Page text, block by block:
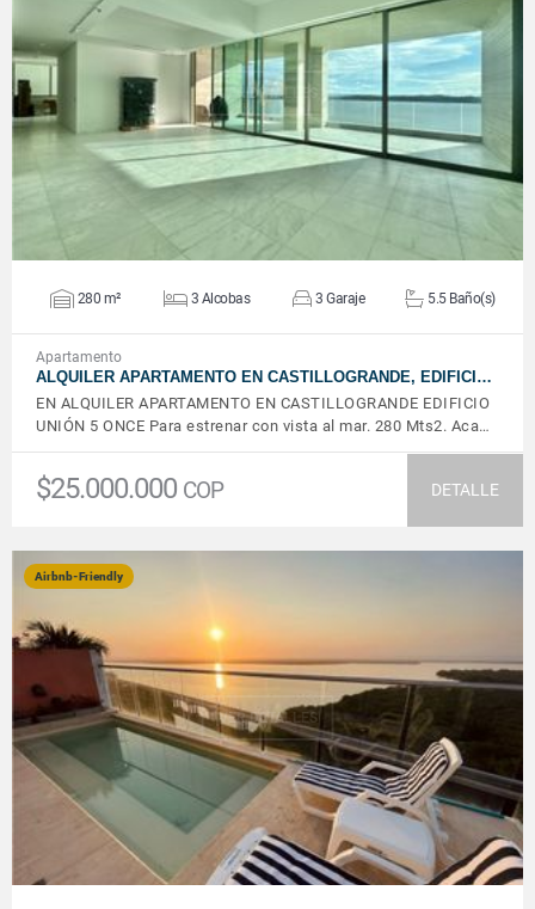
VER DETALLES
280 m² 3 Alcobas 3 Garaje 5.5 Baño(s)
Apartamento
ALQUILER APARTAMENTO EN CASTILLOGRANDE, EDIFICI…
EN ALQUILER APARTAMENTO EN CASTILLOGRANDE EDIFICIO
UNIÓN 5 ONCE Para estrenar con vista al mar. 280 Mts2. Aca…
$25.000.000 COP DETALLE
Airbnb-Friendly
VER DETALLES